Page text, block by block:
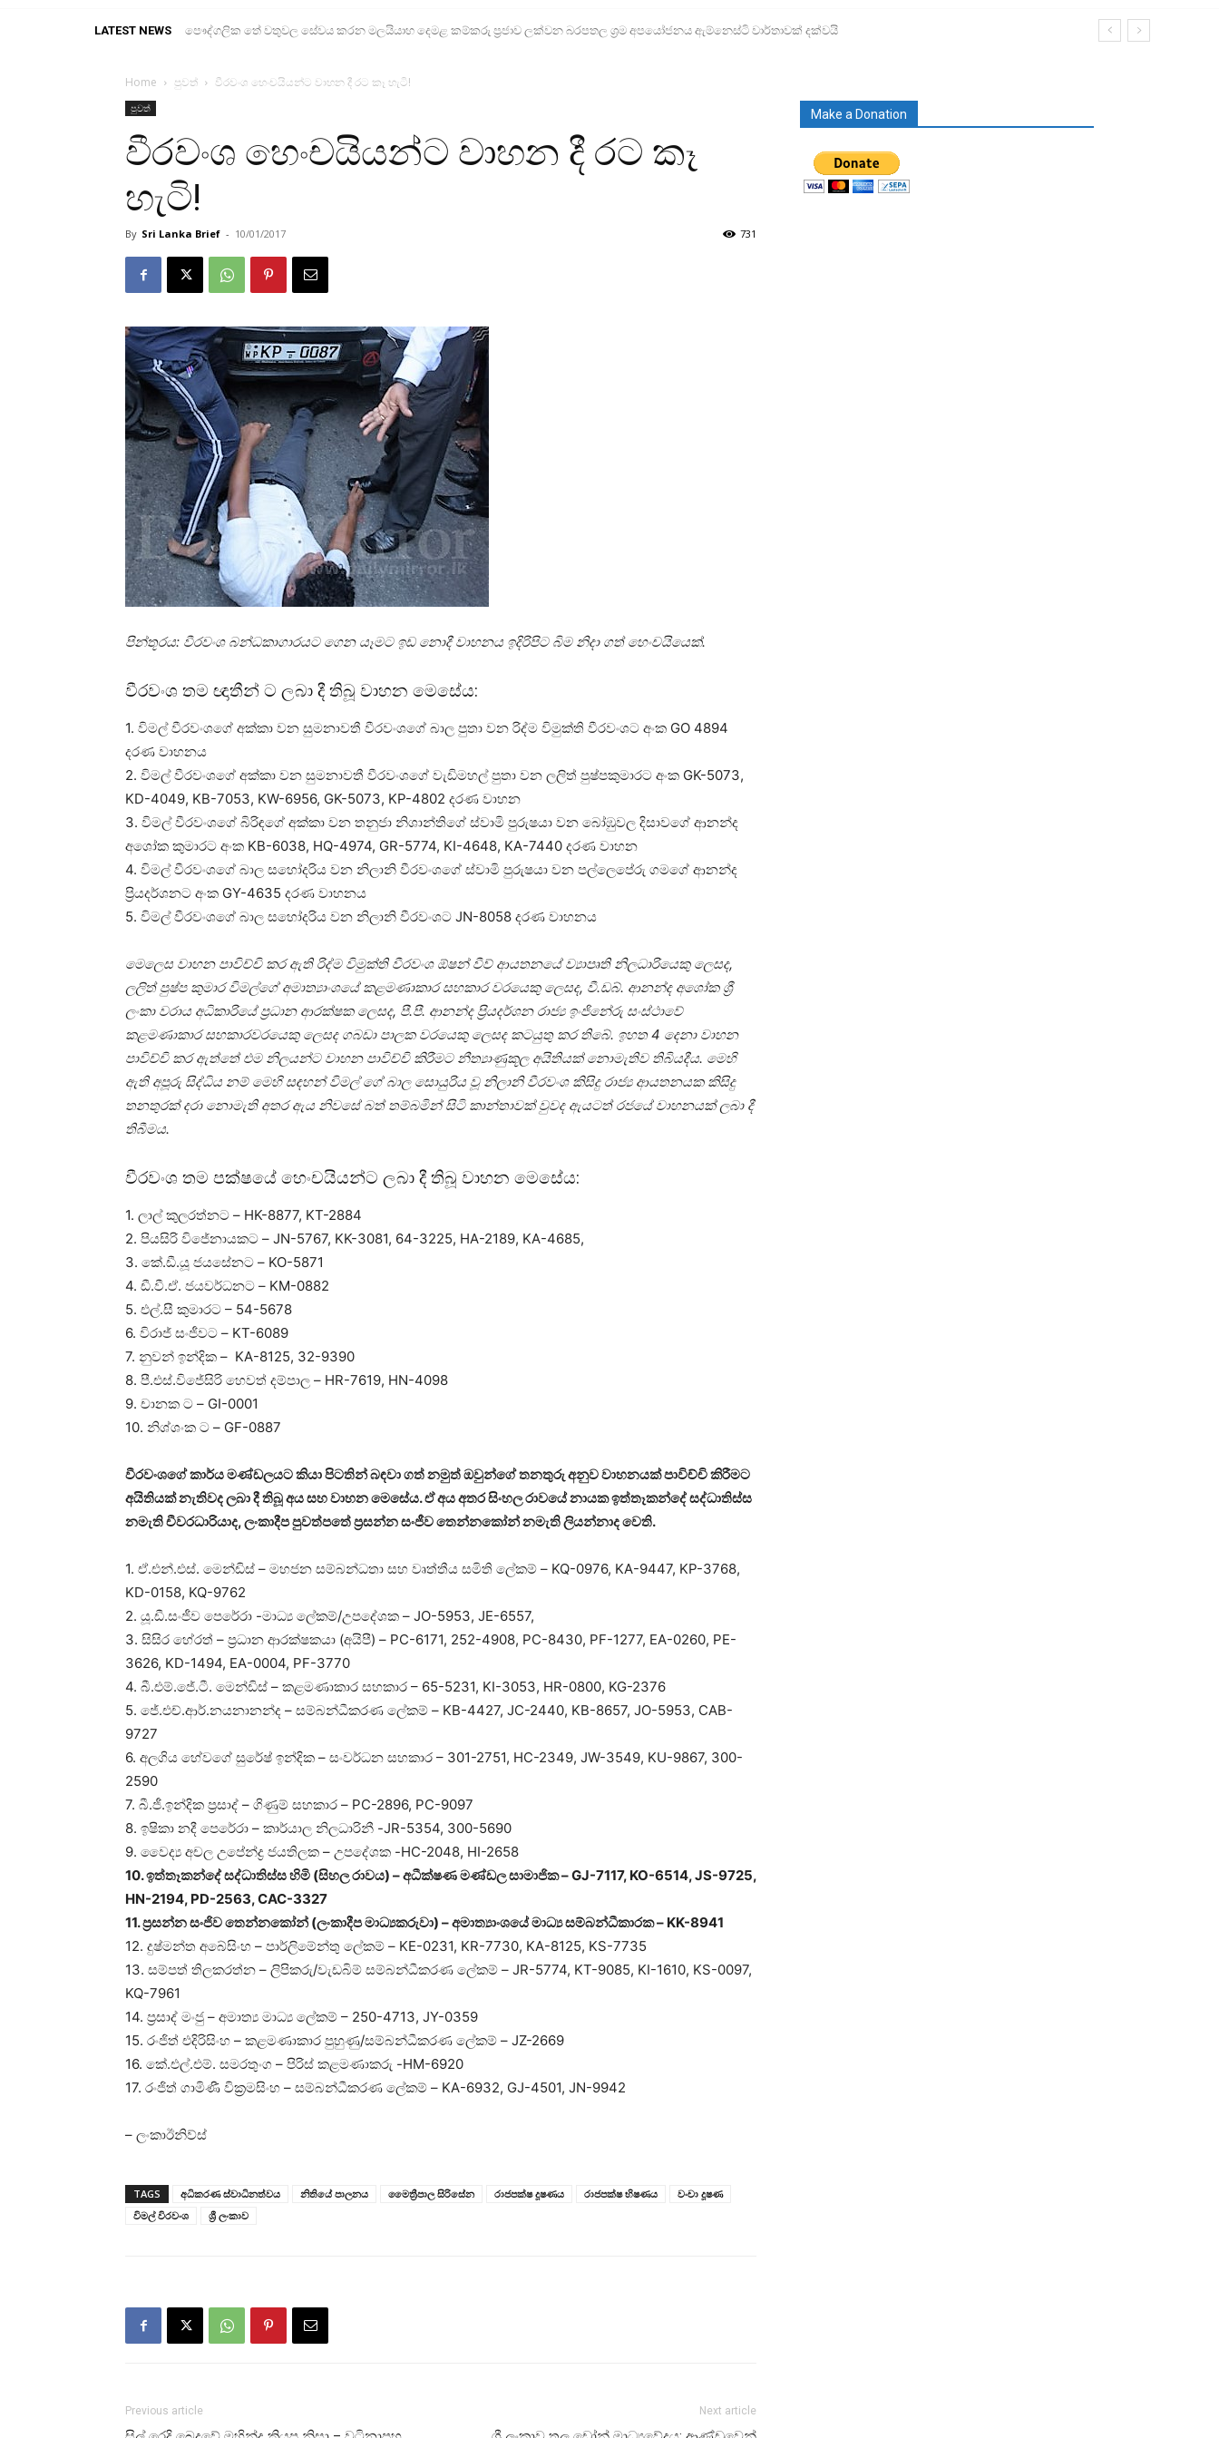
LATEST NEWS පෞද්ගලික තේ වතුවල සේවය කරන මලයියාහ දෙමළ කම්කරු ප්‍රජාව ලක්වන බරපතල ශ්‍රම අපයෝජනය ඇම්නෙස්ටි වාර්තාවක් දක්වයි
Home පුවත් වීරවංශ හෙංචයියන්ට වාහන දී රට කෑ හැටි!
පුවත්
වීරවංශ හෙංචයියන්ට වාහන දී රට කෑ
හැටි!
By Sri Lanka Brief - 10/01/2017 731
පින්තූරය: වීරවංශ බන්ධකාගාරයට ගෙන යෑමට ඉඩ නොදී වාහනය ඉදිරිපිට බිම නිදා ගත් හෙංචයියෙක්.
වීරවංශ තම ඥාතීන් ට ලබා දී තිබූ වාහන මෙසේය:
1. විමල් වීරවංශගේ අක්කා වන සුමනාවතී වීරවංශගේ බාල පුතා වන රිද්ම විමුක්ති වීරවංශට අංක GO 4894
දරණ වාහනය
2. විමල් වීරවංශගේ අක්කා වන සුමනාවතී වීරවංශගේ වැඩිමහල් පුතා වන ලලිත් පුෂ්පකුමාරට අංක GK-5073,
KD-4049, KB-7053, KW-6956, GK-5073, KP-4802 දරණ වාහන
3. විමල් වීරවංශගේ බිරිඳගේ අක්කා වන තනුජා නිශාන්තිගේ ස්වාමි පුරුෂයා වන බෝඹුවල දිසාවගේ ආනන්ද
අශෝක කුමාරට අංක KB-6038, HQ-4974, GR-5774, KI-4648, KA-7440 දරණ වාහන
4. විමල් වීරවංශගේ බාල සහෝදරිය වන නිලානි වීරවංශගේ ස්වාමි පුරුෂයා වන පල්ලෙපේරු ගමගේ ආනන්ද
ප්‍රියදර්ශනට අංක GY-4635 දරණ වාහනය
5. විමල් වීරවංශගේ බාල සහෝදරිය වන නිලානි වීරවංශට JN-8058 දරණ වාහනය
මෙලෙස වාහන පාවිච්චි කර ඇති රිද්ම විමුක්ති වීරවංශ ඕෂන් වීව් ආයතනයේ ව්‍යාපෘති නිලධාරියෙකු ලෙසද,
ලලිත් පුෂ්ප කුමාර විමල්ගේ අමාත්‍යාංශයේ කළමණාකාර සහකාර වරයෙකු ලෙසද, වී.ඩබ්. ආනන්ද අශෝක ශ්‍රී
ලංකා වරාය අධිකාරියේ ප්‍රධාන ආරක්ෂක ලෙසද, පී.පී. ආනන්ද ප්‍රියදර්ශන රාජ්‍ය ඉංජිනේරු සංස්ථාවේ
කළමණාකාර සහකාරවරයෙකු ලෙසද ගබඩා පාලක වරයෙකු ලෙසද කටයුතු කර තිබේ. ඉහත 4 දෙනා වාහන
පාවිච්චි කර ඇත්තේ එම නිලයන්ට වාහන පාවිච්චි කිරීමට නීත්‍යාණුකූල අයිතියක් නොමැතිව තිබියදීය. මෙහි
ඇති අපූරු සිද්ධිය නම් මෙහි සඳහන් විමල් ගේ බාල සොයුරිය වූ නිලානි වීරවංශ කිසිදු රාජ්‍ය ආයතනයක කිසිදු
තනතුරක් දරා නොමැති අතර ඇය නිවසේ බත් තම්බමින් සිටි කාන්තාවක් වුවද ඇයටත් රජයේ වාහනයක් ලබා දී
තිබීමය.
වීරවංශ තම පක්ෂයේ හෙංචයියන්ට ලබා දී තිබූ වාහන මෙසේය:
1. ලාල් කුලරත්නට – HK-8877, KT-2884
2. පියසිරි විජේනායකට – JN-5767, KK-3081, 64-3225, HA-2189, KA-4685,
3. කේ.ඩී.යූ ජයසේනට – KO-5871
4. ඩී.වී.ඒ. ජයවර්ධනට – KM-0882
5. එල්.සී කුමාරට – 54-5678
6. විරාජ් සංජීවට – KT-6089
7. නුවන් ඉන්දික – KA-8125, 32-9390
8. පී.එස්.විජේසිරි හෙවත් දම්පාල – HR-7619, HN-4098
9. චානක ට – GI-0001
10. නිශ්ශංක ට – GF-0887
වීරවංශගේ කාර්ය මණ්ඩලයට කියා පිටතින් බඳවා ගත් නමුත් ඔවුන්ගේ තනතුරු අනුව වාහනයක් පාවිච්චි කිරීමට
අයිතියක් නැතිවද ලබා දී තිබූ අය සහ වාහන මෙසේය. ඒ අය අතර සිංහල රාවයේ නායක ඉත්තෑකන්දේ සද්ධාතිස්ස
නමැති චීවරධාරියාද, ලංකාදීප පුවත්පතේ ප්‍රසන්න සංජීව තෙන්නකෝන් නමැති ලියන්නාද වෙති.
1. ඒ.එන්.එස්. මෙන්ඩිස් – මහජන සම්බන්ධතා සහ වෘත්තීය සමිති ලේකම් – KQ-0976, KA-9447, KP-3768,
KD-0158, KQ-9762
2. යූ.ඩී.සංජීව පෙරේරා -මාධ්‍ය ලේකම්/උපදේශක – JO-5953, JE-6557,
3. සිසිර හේරත් – ප්‍රධාන ආරක්ෂකයා (අයිපී) – PC-6171, 252-4908, PC-8430, PF-1277, EA-0260, PE-
3626, KD-1494, EA-0004, PF-3770
4. බී.එම්.ජේ.ටී. මෙන්ඩිස් – කළමණාකාර සහකාර – 65-5231, KI-3053, HR-0800, KG-2376
5. ජේ.එච්.ආර්.නයනානන්ද – සම්බන්ධීකරණ ලේකම් – KB-4427, JC-2440, KB-8657, JO-5953, CAB-
9727
6. අලගිය හේවගේ සුරේෂ් ඉන්දික – සංවර්ධන සහකාර – 301-2751, HC-2349, JW-3549, KU-9867, 300-
2590
7. බී.ජී.ඉන්දික ප්‍රසාද් – ගිණුම් සහකාර – PC-2896, PC-9097
8. ඉෂිකා නදී පෙරේරා – කාර්යාල නිලධාරිනී -JR-5354, 300-5690
9. වෛද්‍ය අචල උපේන්ද්‍ර ජයතිලක – උපදේශක -HC-2048, HI-2658
10. ඉත්තෑකන්දේ සද්ධාතිස්ස හිමි (සිහල රාවය) – අධීක්ෂණ මණ්ඩල සාමාජික – GJ-7117, KO-6514, JS-9725,
HN-2194, PD-2563, CAC-3327
11. ප්‍රසන්න සංජිව තෙන්නකෝන් (ලංකාදීප මාධ්‍යකරුවා) – අමාත්‍යාංශයේ මාධ්‍ය සම්බන්ධීකාරක – KK-8941
12. දුෂ්මන්ත අබේසිංහ – පාර්ලිමේන්තු ලේකම් – KE-0231, KR-7730, KA-8125, KS-7735
13. සම්පත් තිලකරත්න – ලිපිකරු/වැඩබිම් සම්බන්ධීකරණ ලේකම් – JR-5774, KT-9085, KI-1610, KS-0097,
KQ-7961
14. ප්‍රසාද් මංජු – අමාත්‍ය මාධ්‍ය ලේකම් – 250-4713, JY-0359
15. රංජිත් එදිරිසිංහ – කළමණාකාර පුහුණු/සම්බන්ධීකරණ ලේකම් – JZ-2669
16. කේ.එල්.එම්. සමරතුංග – පිරිස් කළමණාකරු -HM-6920
17. රංජිත් ගාමිණී වික්‍රමසිංහ – සම්බන්ධීකරණ ලේකම් – KA-6932, GJ-4501, JN-9942
– ලංකාඊනිව්ස්
TAGS අධිකරණ ස්වාධිනත්වය නිතියේ පාලනය මෛත්‍රීපාල සිරිසේන රාජපක්ෂ දූෂණය රාජපක්ෂ භිෂණය
වංචා දූෂණ
විමල් විරවංශ
ශ්‍රී ලංකාව
Previous article Next article
Make a Donation